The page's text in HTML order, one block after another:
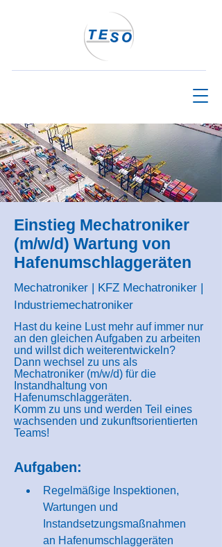
Einstieg Mechatroniker
(m/w/d) Wartung von
Hafenumschlaggeräten
Mechatroniker | KFZ Mechatroniker |
Industriemechatroniker
Hast du keine Lust mehr auf immer nur
an den gleichen Aufgaben zu arbeiten
und willst dich weiterentwickeln?
Dann wechsel zu uns als
Mechatroniker (m/w/d) für die
Instandhaltung von
Hafenumschlaggeräten.
Komm zu uns und werden Teil eines
wachsenden und zukunftsorientierten
Teams!
Aufgaben:
Regelmäßige Inspektionen,
Wartungen und
Instandsetzungsmaßnahmen
an Hafenumschlaggeräten